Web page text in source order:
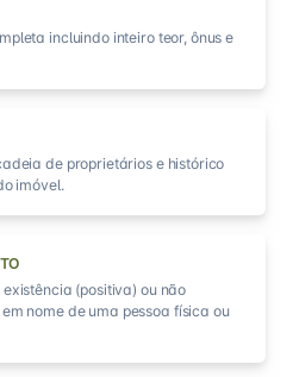
incluindo inteiro teor, ônus e
de proprietários e histórico
imóvel.
(positiva) ou não
nome de uma pessoa física ou